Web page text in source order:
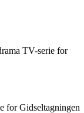
TV-serie for
for Gidseltagningen